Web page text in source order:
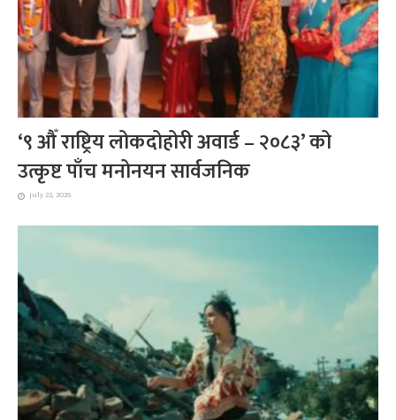
‘९ औँ राष्ट्रिय लोकदोहोरी अवार्ड – २०८३’ को
उत्कृष्ट पाँच मनोनयन सार्वजनिक
July 22, 2026